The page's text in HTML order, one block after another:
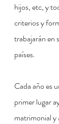
hijos, etc, y
criterios y
trabajarán en
países.
Cada año es
primer lugar
matrimonial y